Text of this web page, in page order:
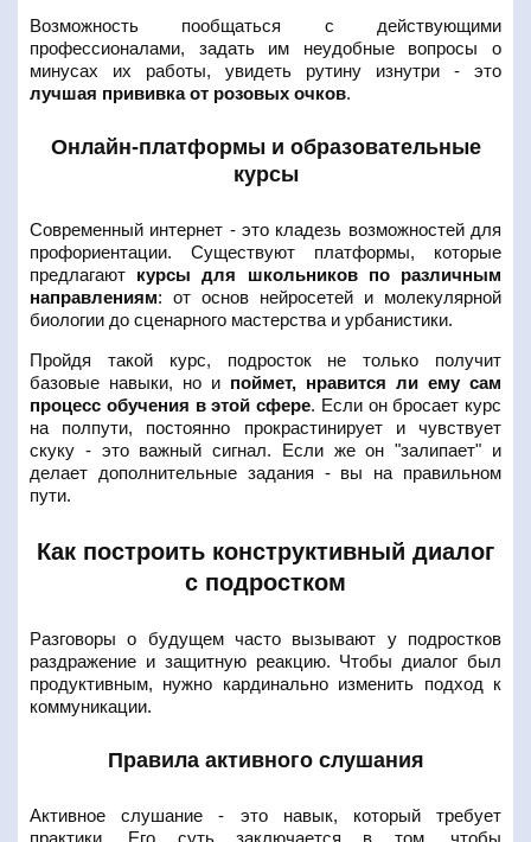
Возможность пообщаться с действующими
профессионалами, задать им неудобные вопросы о
минусах их работы, увидеть рутину изнутри - это
лучшая прививка от розовых очков.
Онлайн-платформы и образовательные
курсы
Современный интернет - это кладезь возможностей для
профориентации. Существуют платформы, которые
предлагают курсы для школьников по различным
направлениям: от основ нейросетей и молекулярной
биологии до сценарного мастерства и урбанистики.
Пройдя такой курс, подросток не только получит
базовые навыки, но и поймет, нравится ли ему сам
процесс обучения в этой сфере. Если он бросает курс
на полпути, постоянно прокрастинирует и чувствует
скуку - это важный сигнал. Если же он "залипает" и
делает дополнительные задания - вы на правильном
пути.
Как построить конструктивный диалог
с подростком
Разговоры о будущем часто вызывают у подростков
раздражение и защитную реакцию. Чтобы диалог был
продуктивным, нужно кардинально изменить подход к
коммуникации.
Правила активного слушания
Активное слушание - это навык, который требует